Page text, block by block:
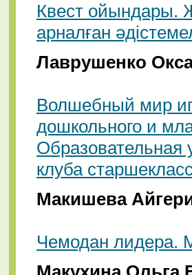
Квест ойындары.
арналған
Лаврушенко
Волшебный мир
дошкольного и
Образовательная
клуба
Макишева
Чемодан лидера.